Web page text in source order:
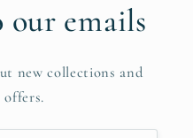
our emails
new collections and
offers.